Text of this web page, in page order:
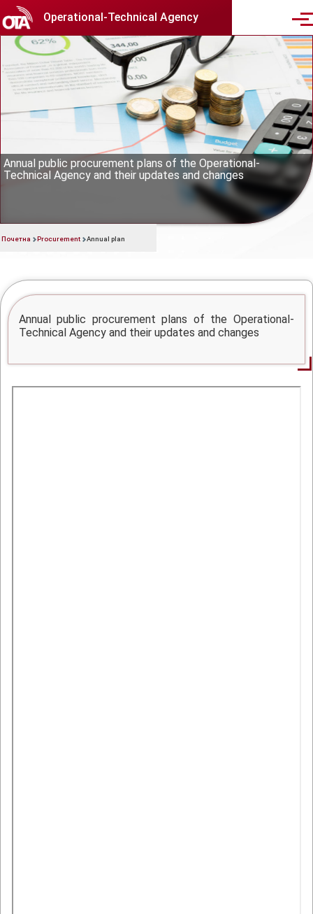
Skip to main content
Operational-Technical Agency
Breadcrumb
Почетна Procurement Annual plan
Annual plan
Annual public procurement plans of the Operational-
Technical Agency and their updates and changes
Annual public procurement plans of the Operational-
Technical Agency and their updates and changes